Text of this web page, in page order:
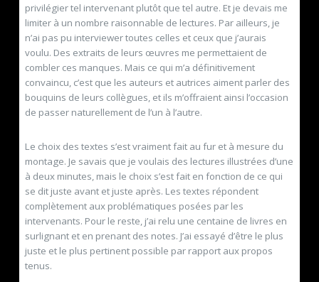
privilégier tel intervenant plutôt que tel autre. Et je devais me
limiter à un nombre raisonnable de lectures. Par ailleurs, je
n’ai pas pu interviewer toutes celles et ceux que j’aurais
voulu. Des extraits de leurs œuvres me permettaient de
combler ces manques. Mais ce qui m’a définitivement
convaincu, c’est que les auteurs et autrices aiment parler des
bouquins de leurs collègues, et ils m’offraient ainsi l’occasion
de passer naturellement de l’un à l’autre.
Le choix des textes s’est vraiment fait au fur et à mesure du
montage. Je savais que je voulais des lectures illustrées d’une
à deux minutes, mais le choix s’est fait en fonction de ce qui
se dit juste avant et juste après. Les textes répondent
complètement aux problématiques posées par les
intervenants. Pour le reste, j’ai relu une centaine de livres en
surlignant et en prenant des notes. J’ai essayé d’être le plus
juste et le plus pertinent possible par rapport aux propos
tenus.